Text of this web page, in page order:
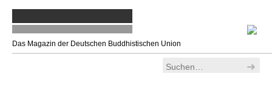
Das Magazin der Deutschen Buddhistischen Union